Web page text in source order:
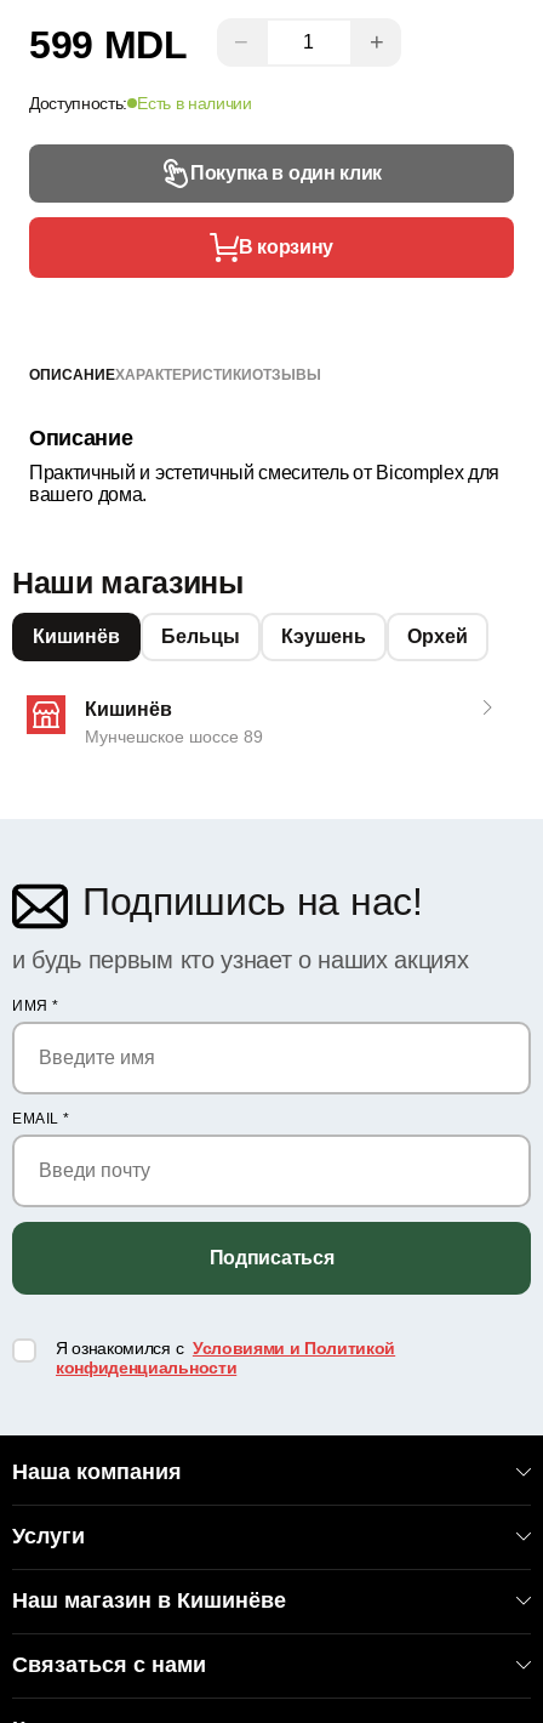
599 MDL − +
Доступность: Есть в наличии
Покупка в один клик
В корзину
ОПИСАНИЕХАРАКТЕРИСТИКИОТЗЫВЫ
Описание
Практичный и эстетичный смеситель от Bicomplex для
вашего дома.
Наши магазины
Кишинёв Бельцы Кэушень Орхей
Кишинёв
Мунчешское шоссе 89
Подпишись на нас!
и будь первым кто узнает о наших акциях
ИМЯ *
EMAIL *
Подписаться
Я ознакомился с Условиями и Политикой
конфиденциальности
Наша компания
Услуги
Наш магазин в Кишинёве
Связаться с нами